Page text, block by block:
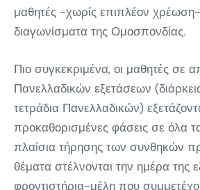
μαθητές -χωρίς επιπλέον
διαγωνίσματα της Ομοσπονδίας.
Πιο συγκεκριμένα, οι μαθητές σε
Πανελλαδικών εξετάσεων
τετράδια Πανελλαδικών)
προκαθορισμένες φάσεις σε όλα
πλαίσια τήρησης των συνθηκών
θέματα στέλνονται την ημέρα της
φροντιστήρια-μέλη που